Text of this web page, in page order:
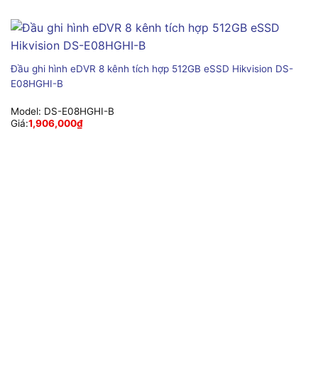
Đầu ghi hình eDVR 8 kênh tích hợp 512GB eSSD Hikvision DS-
E08HGHI-B
Model: DS-E08HGHI-B
Giá:1,906,000₫